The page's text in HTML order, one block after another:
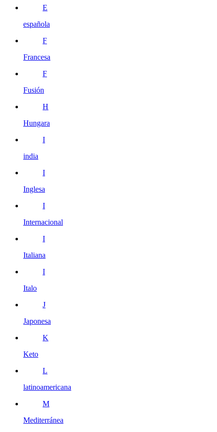
E
española
F
Francesa
F
Fusión
H
Hungara
I
india
I
Inglesa
I
Internacional
I
Italiana
I
Italo
J
Japonesa
K
Keto
L
latinoamericana
M
Mediterránea